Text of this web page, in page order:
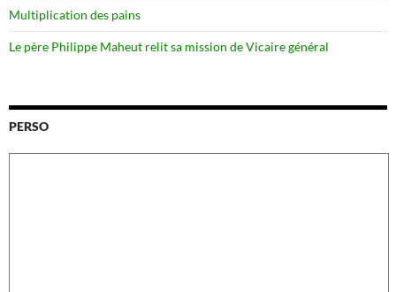
Multiplication des pains
Le père Philippe Maheut relit sa mission de Vicaire général
PERSO